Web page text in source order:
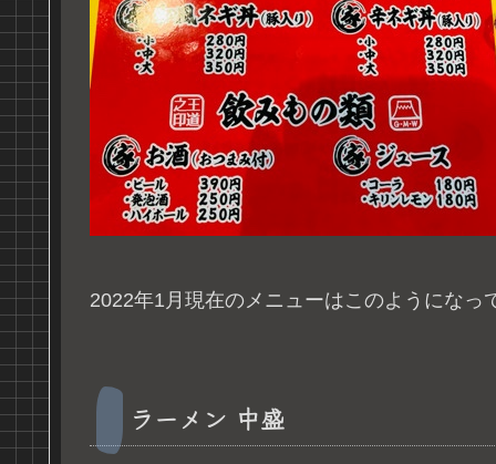
2022年1月現在のメニューはこのようになっ
ラーメン 中盛